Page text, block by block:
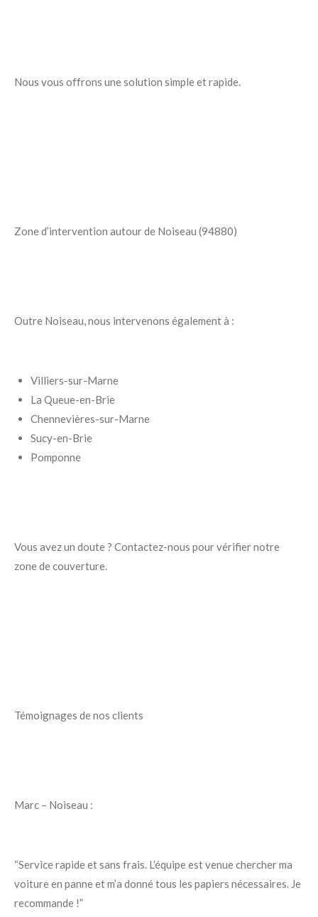
Nous vous offrons une solution simple et rapide.
Zone d’intervention autour de Noiseau (94880)
Outre Noiseau, nous intervenons également à :
Villiers-sur-Marne
La Queue-en-Brie
Chennevières-sur-Marne
Sucy-en-Brie
Pomponne
Vous avez un doute ? Contactez-nous pour vérifier notre
zone de couverture.
Témoignages de nos clients
Marc – Noiseau :
“Service rapide et sans frais. L’équipe est venue chercher ma
voiture en panne et m’a donné tous les papiers nécessaires. Je
recommande !”